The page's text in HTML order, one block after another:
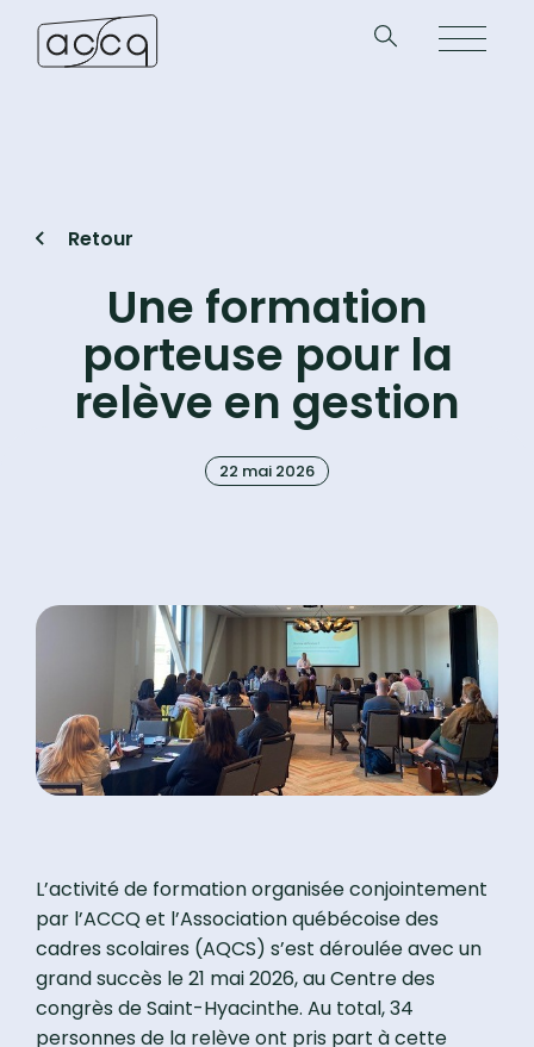
Retour
Une formation
porteuse pour la
relève en gestion
22 mai 2026
L’activité de formation organisée conjointement
par l’ACCQ et l’Association québécoise des
cadres scolaires (AQCS) s’est déroulée avec un
grand succès le 21 mai 2026, au Centre des
congrès de Saint-Hyacinthe. Au total, 34
personnes de la relève ont pris part à cette